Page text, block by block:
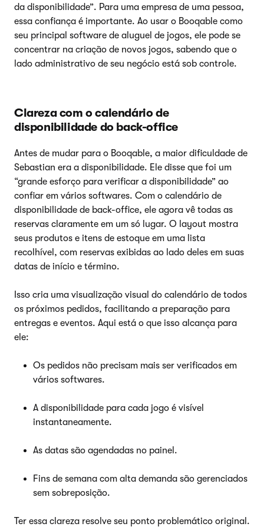
da disponibilidade”. Para uma empresa de uma pessoa,
essa confiança é importante. Ao usar o Booqable como
seu principal software de aluguel de jogos, ele pode se
concentrar na criação de novos jogos, sabendo que o
lado administrativo de seu negócio está sob controle.
Clareza com o calendário de
disponibilidade do back-office
Antes de mudar para o Booqable, a maior dificuldade de
Sebastian era a disponibilidade. Ele disse que foi um
“grande esforço para verificar a disponibilidade” ao
confiar em vários softwares. Com o calendário de
disponibilidade de back-office, ele agora vê todas as
reservas claramente em um só lugar. O layout mostra
seus produtos e itens de estoque em uma lista
recolhível, com reservas exibidas ao lado deles em suas
datas de início e término.
Isso cria uma visualização visual do calendário de todos
os próximos pedidos, facilitando a preparação para
entregas e eventos. Aqui está o que isso alcança para
ele:
Os pedidos não precisam mais ser verificados em
vários softwares.
A disponibilidade para cada jogo é visível
instantaneamente.
As datas são agendadas no painel.
Fins de semana com alta demanda são gerenciados
sem sobreposição.
Ter essa clareza resolve seu ponto problemático original.